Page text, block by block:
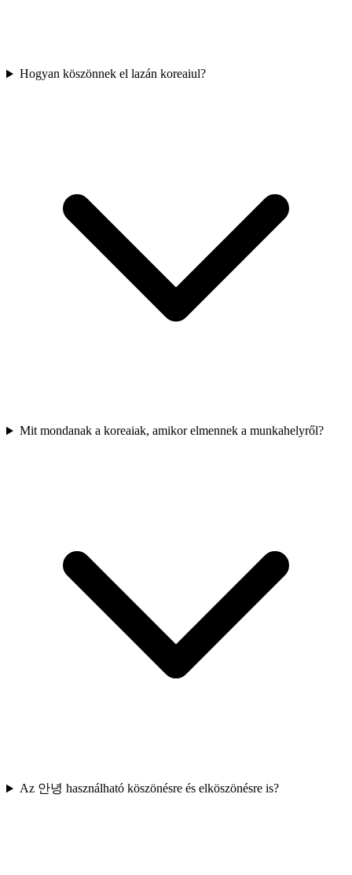
Hogyan köszönnek el lazán koreaiul?
Mit mondanak a koreaiak, amikor elmennek a munkahelyről?
Az 안녕 használható köszönésre és elköszönésre is?